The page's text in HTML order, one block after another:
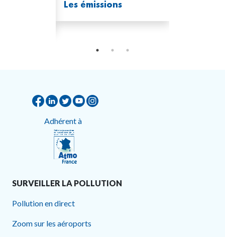
Les émissions
Adhérent à
SURVEILLER LA POLLUTION
Pollution en direct
Zoom sur les aéroports